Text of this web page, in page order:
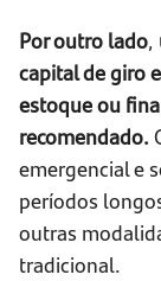
Por outro lado,
capital de giro
estoque ou
recomendado.
emergencial e
períodos
outras
tradicional.